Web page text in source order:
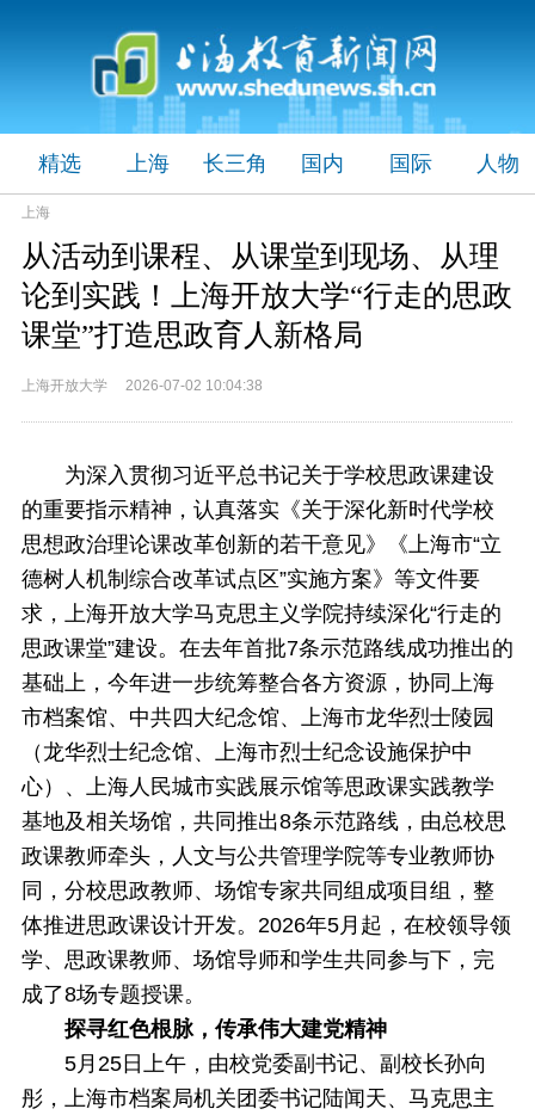
精选 上海 长三角 国内 国际 人物
上海
从活动到课程、从课堂到现场、从理
论到实践！上海开放大学“行走的思政
课堂”打造思政育人新格局
上海开放大学 2026-07-02 10:04:38
为深入贯彻习近平总书记关于学校思政课建设
的重要指示精神，认真落实《关于深化新时代学校
思想政治理论课改革创新的若干意见》《上海市“立
德树人机制综合改革试点区”实施方案》等文件要
求，上海开放大学马克思主义学院持续深化“行走的
思政课堂”建设。在去年首批7条示范路线成功推出的
基础上，今年进一步统筹整合各方资源，协同上海
市档案馆、中共四大纪念馆、上海市龙华烈士陵园
（龙华烈士纪念馆、上海市烈士纪念设施保护中
心）、上海人民城市实践展示馆等思政课实践教学
基地及相关场馆，共同推出8条示范路线，由总校思
政课教师牵头，人文与公共管理学院等专业教师协
同，分校思政教师、场馆专家共同组成项目组，整
体推进思政课设计开发。2026年5月起，在校领导领
学、思政课教师、场馆导师和学生共同参与下，完
成了8场专题授课。
探寻红色根脉，传承伟大建党精神
5月25日上午，由校党委副书记、副校长孙向
彤，上海市档案局机关团委书记陆闻天、马克思主